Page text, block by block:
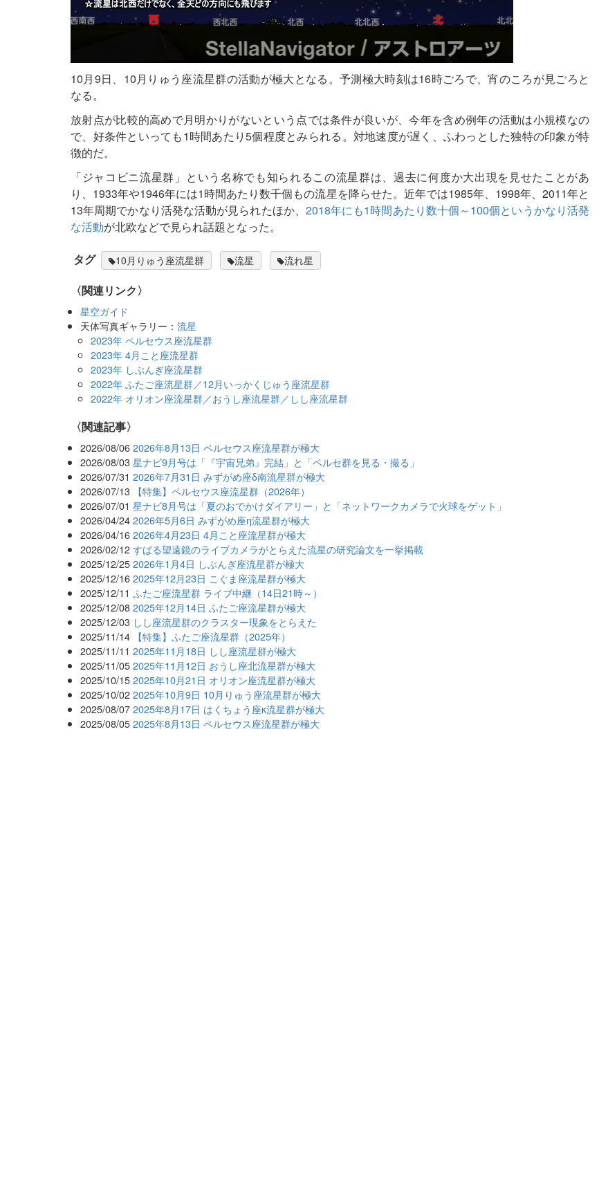
10月9日、10月りゅう座流星群の活動が極大となる。予測極大時刻は16時ごろで、宵のころが見ごろと
なる。
放射点が比較的高めで月明かりがないという点では条件が良いが、今年を含め例年の活動は小規模なの
で、好条件といっても1時間あたり5個程度とみられる。対地速度が遅く、ふわっとした独特の印象が特
徴的だ。
「ジャコビニ流星群」という名称でも知られるこの流星群は、過去に何度か大出現を見せたことがあ
り、1933年や1946年には1時間あたり数千個もの流星を降らせた。近年では1985年、1998年、2011年と
13年周期でかなり活発な活動が見られたほか、 2018年にも1時間あたり数十個～100個というかなり活発
な活動が北欧などで見られ話題となった。
タグ 10月りゅう座流星群 流星 流れ星
〈関連リンク〉
星空ガイド
天体写真ギャラリー：流星
2023年 ペルセウス座流星群
2023年 4月こと座流星群
2023年 しぶんぎ座流星群
2022年 ふたご座流星群／12月いっかくじゅう座流星群
2022年 オリオン座流星群／おうし座流星群／しし座流星群
関連記事
2026/08/06 2026年8月13日 ペルセウス座流星群が極大
2026/08/03 星ナビ9月号は「『宇宙兄弟』完結」と「ペルセ群を見る・撮る」
2026/07/31 2026年7月31日 みずがめ座δ南流星群が極大
2026/07/13 【特集】ペルセウス座流星群（2026年）
2026/07/01 星ナビ8月号は「夏のおでかけダイアリー」と「ネットワークカメラで火球をゲット」
2026/04/24 2026年5月6日 みずがめ座η流星群が極大
2026/04/16 2026年4月23日 4月こと座流星群が極大
2026/02/12 すばる望遠鏡のライブカメラがとらえた流星の研究論文を一挙掲載
2025/12/25 2026年1月4日 しぶんぎ座流星群が極大
2025/12/16 2025年12月23日 こぐま座流星群が極大
2025/12/11 ふたご座流星群 ライブ中継（14日21時～）
2025/12/08 2025年12月14日 ふたご座流星群が極大
2025/12/03 しし座流星群のクラスター現象をとらえた
2025/11/14 【特集】ふたご座流星群（2025年）
2025/11/11 2025年11月18日 しし座流星群が極大
2025/11/05 2025年11月12日 おうし座北流星群が極大
2025/10/15 2025年10月21日 オリオン座流星群が極大
2025/10/02 2025年10月9日 10月りゅう座流星群が極大
2025/08/07 2025年8月17日 はくちょう座κ流星群が極大
2025/08/05 2025年8月13日 ペルセウス座流星群が極大